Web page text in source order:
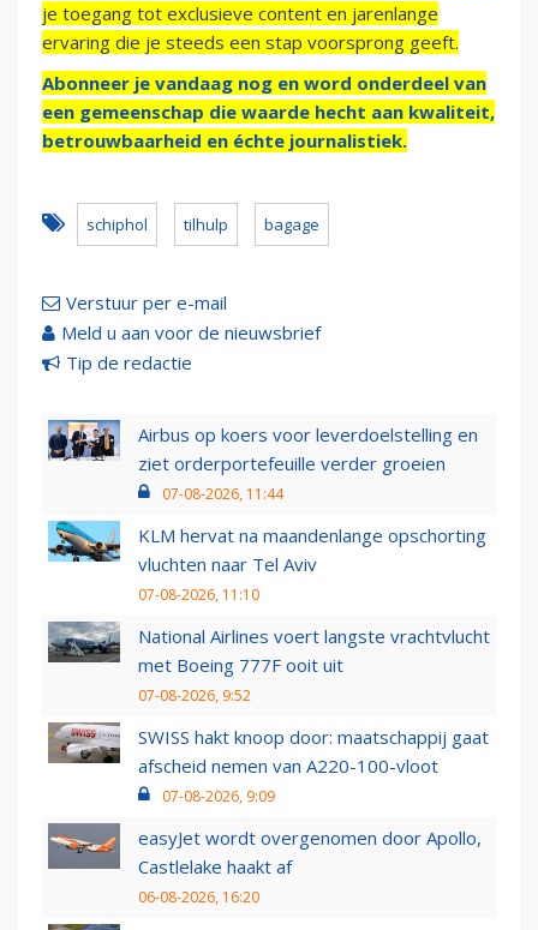
je toegang tot exclusieve content en jarenlange
ervaring die je steeds een stap voorsprong geeft.
Abonneer je vandaag nog en word onderdeel van
een gemeenschap die waarde hecht aan kwaliteit,
betrouwbaarheid en échte journalistiek.
schiphol tilhulp bagage
Verstuur per e-mail
Meld u aan voor de nieuwsbrief
Tip de redactie
Airbus op koers voor leverdoelstelling en
ziet orderportefeuille verder groeien
07-08-2026, 11:44
KLM hervat na maandenlange opschorting
vluchten naar Tel Aviv
07-08-2026, 11:10
National Airlines voert langste vrachtvlucht
met Boeing 777F ooit uit
07-08-2026, 9:52
SWISS hakt knoop door: maatschappij gaat
afscheid nemen van A220-100-vloot
07-08-2026, 9:09
easyJet wordt overgenomen door Apollo,
Castlelake haakt af
06-08-2026, 16:20